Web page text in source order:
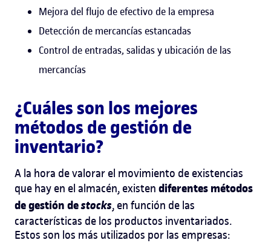
Mejora del flujo de efectivo de la empresa
Detección de mercancías estancadas
Control de entradas, salidas y ubicación de las
mercancías
¿Cuáles son los mejores
métodos de gestión de
inventario?
A la hora de valorar el movimiento de existencias
que hay en el almacén, existen diferentes métodos
degestión destocks, en función de las
características de los productos inventariados.
Estos son los más utilizados por las empresas: